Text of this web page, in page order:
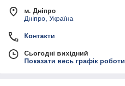
м. Дніпро
Дніпро, Україна
Контакти
Сьогодні вихідний
Показати весь графік роботи